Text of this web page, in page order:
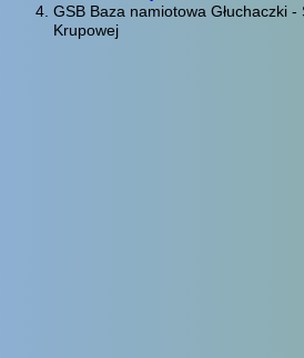
GSB Baza namiotowa Głuchaczki
Krupowej